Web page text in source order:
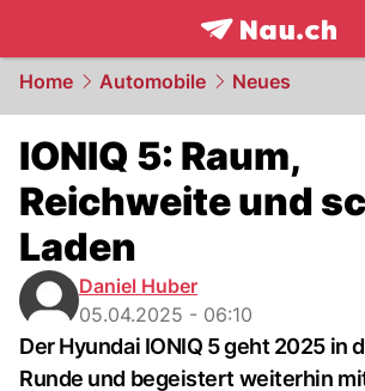
frontpage.
Home Automobile Neues
IONIQ 5: Raum,
Reichweite und
Laden
Daniel Huber
05.04.2025 - 06:10
Der Hyundai IONIQ 5 geht 2025 in
Runde und begeistert weiterhin